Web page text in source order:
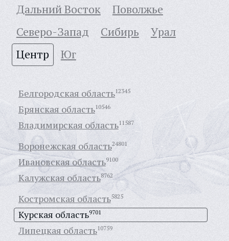
Дальний Восток
Поволжье
Северо-Запад
Сибирь
Урал
Центр
Юг
Белгородская область12345
Брянская область10546
Владимирская область11587
Воронежская область24801
Ивановская область9100
Калужская область8762
Костромская область5825
Курская область9701
Липецкая область10759